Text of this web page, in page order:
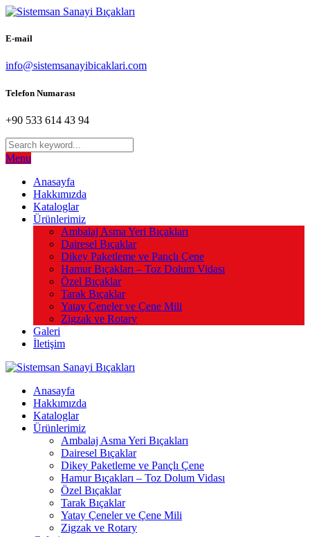
E-mail
info@sistemsanayibicaklari.com
Telefon Numarası
+90 533 614 43 94
Menu
Anasayfa
Hakkımızda
Kataloglar
Ürünlerimiz
Ambalaj Asma Yeri Bıçakları
Dairesel Bıçaklar
Dikey Paketleme ve Pançlı Çene
Hamur Bıçakları – Toz Dolum Vidası
Özel Bıçaklar
Tarak Bıçaklar
Yatay Çeneler ve Çene Mili
Zigzak ve Rotary
Galeri
İletişim
Anasayfa
Hakkımızda
Kataloglar
Ürünlerimiz
Ambalaj Asma Yeri Bıçakları
Dairesel Bıçaklar
Dikey Paketleme ve Pançlı Çene
Hamur Bıçakları – Toz Dolum Vidası
Özel Bıçaklar
Tarak Bıçaklar
Yatay Çeneler ve Çene Mili
Zigzak ve Rotary